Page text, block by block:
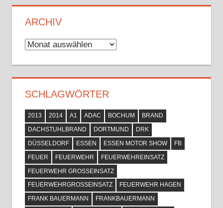
ARCHIV
Archiv
SCHLAGWÖRTER
2013 2014 A1 ADAC BOCHUM
BRAND
DACHSTUHLBRAND
DORTMUND
DRK
DÜSSELDORF
ESSEN ESSEN MOTOR SHOW
FB
FEUER
FEUERWEHR
FEUERWEHREINSATZ
FEUERWEHR GROSSEINSATZ
FEUERWEHRGROSSEINSATZ
FEUERWEHR HAGEN
FRANK BAUERMANN
FRANKBAUERMANN